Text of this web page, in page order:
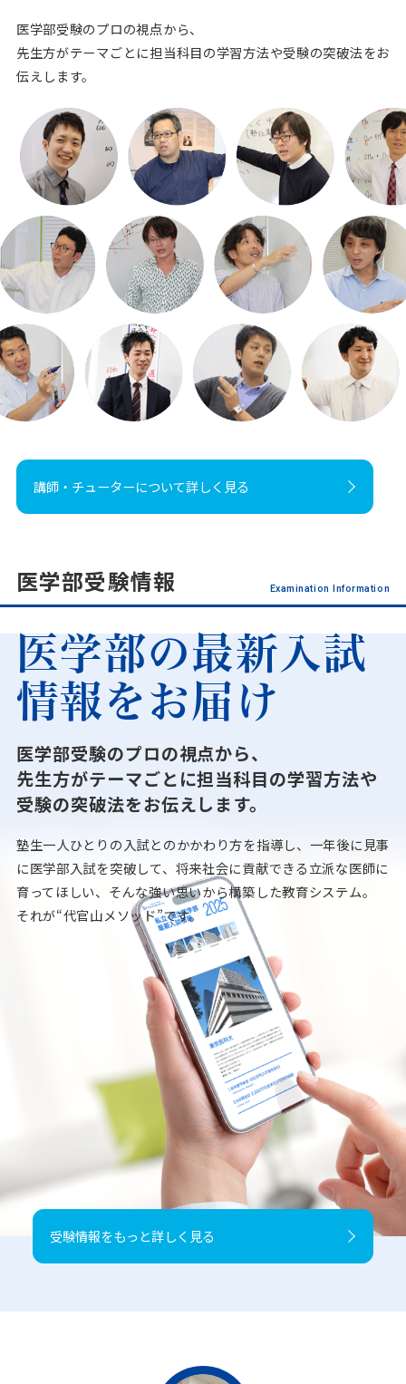
医学部受験のプロの視点から、
先生方がテーマごとに担当科目の学習方法や受験の突破法をお
伝えします。
講師・チューターについて詳しく見る
医学部受験情報 Examination Information
医学部の最新入試
情報をお届け
医学部受験のプロの視点から、
先生方がテーマごとに担当科目の学習方法や
受験の突破法をお伝えします。
塾生一人ひとりの入試とのかかわり方を指導し、 一年後に見事
に医学部入試を突破して、 将来社会に貢献できる立派な医師に
育ってほしい、 そんな強い思いから構築した教育システム。
それが“代官山メソッド”です。
受験情報をもっと詳しく見る